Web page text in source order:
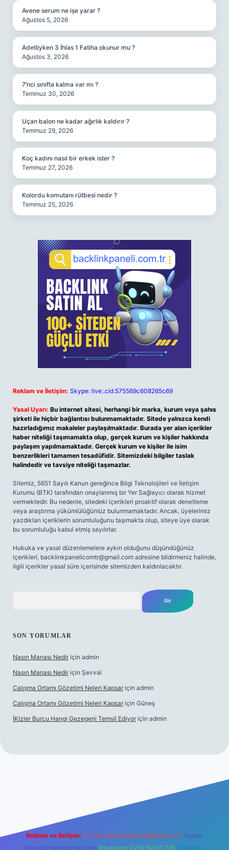
Avene serum ne işe yarar ?
Ağustos 5, 2026
Adetliyken 3 İhlas 1 Fatiha okunur mu ?
Ağustos 3, 2026
7’nci sınıfta kalma var mı ?
Temmuz 30, 2026
Uçan balon ne kadar ağırlık kaldırır ?
Temmuz 29, 2026
Koç kadını nasıl bir erkek ister ?
Temmuz 27, 2026
Kolordu komutanı rütbesi nedir ?
Temmuz 25, 2026
Reklam ve İletişim: Skype: live:.cid.575569c608265c69
Yasal Uyarı: Bu internet sitesi, herhangi bir marka, kurum veya şahıs
şirketi ile hiçbir bağlantısı bulunmamaktadır. Sitede yalnızca kendi
hazırladığımız makaleler paylaşılmaktadır. Burada yer alan içerikler
haber niteliği taşımamakta olup, gerçek kurum ve kişiler hakkında
paylaşım yapılmamaktadır. Gerçek kurum ve kişiler ile isim
benzerlikleri tamamen tesadüfidir. Sitemizdeki bilgiler taslak
halindedir ve tavsiye niteliği taşımazlar.
Sitemiz, 5651 Sayılı Kanun gereğince Bilgi Teknolojileri ve İletişim
Kurumu (BTK) tarafından onaylanmış bir Yer Sağlayıcı olarak hizmet
vermektedir. Bu nedenle, sitedeki içerikleri proaktif olarak denetleme
veya araştırma yükümlülüğümüz bulunmamaktadır. Ancak, üyelerimiz
yazdıkları içeriklerin sorumluluğunu taşımakta olup, siteye üye olarak
bu sorumluluğu kabul etmiş sayılırlar.
Hukuka ve yasal düzenlemelere aykırı olduğunu düşündüğünüz
içerikleri, backlinkpanelicomtr@gmail.com adresine bildirmeniz halinde,
ilgili içerikler yasal süre içerisinde sitemizden kaldırılacaktır.
SON YORUMLAR
Nasın Manası Nedir için admin
Nasın Manası Nedir için Şevval
Çalışma Ortamı Gözetimi Neleri Kapsar için admin
Çalışma Ortamı Gözetimi Neleri Kapsar için Güneş
İKizler Burcu Hangi Gezegeni Temsil Ediyor için admin
Reklam ve İletişim: E-mail: backlinkpaneli@gmail.com Teams:
forumhizmeti@gmail.com Whatsapp: 0262 606 0 726 Telegram: